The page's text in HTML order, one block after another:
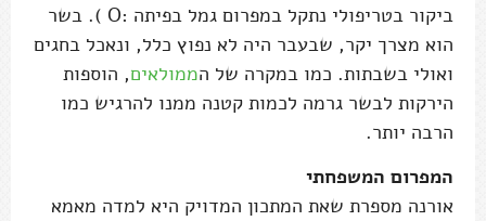
ביקור בטריפולי נתקל במפרום גמל בפיתה :O ). בשר
הוא מצרך יקר, שבעבר היה לא נפוץ כלל, ונאכל בחגים
ואולי בשבתות. כמו במקרה של הממולאים, הוספות
הירקות לבשר גרמה לכמות קטנה ממנו להרגיש כמו
הרבה יותר.
המפרום המשפחתי
אורנה מספרת שאת המתכון המדויק היא למדה מאמא